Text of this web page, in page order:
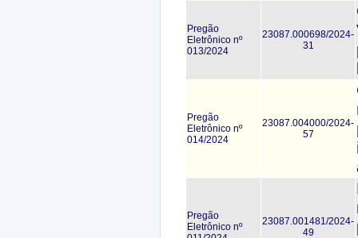
Pregão
Eletrônico nº
013/2024
23087.000698/2024-
31
Pregão
Eletrônico nº
014/2024
23087.004000/2024-
57
Pregão
Eletrônico nº
23087.001481/2024-
49